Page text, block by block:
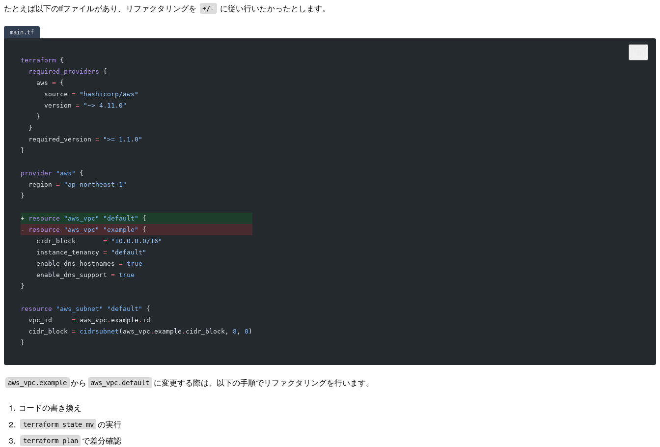
たとえば以下のtfファイルがあり、リファクタリングを +/- に従い行いたかったとします。
main.tf
terraform {
required_providers {
   aws
= {
     source
= "hashicorp/aws"
     version
= "~> 4.11.0"
   }
}
required_version = ">= 1.1.0"
}
provider "aws"
{
region = "ap-northeast-1"
}
+ resource "aws_vpc" "default"
{
-
resource "aws_vpc" "example"
{
   cidr_block
       =
"10.0.0.0/16"
   instance_tenancy
= "default"
   enable_dns_hostnames
= true
   enable_dns_support
= true
}
resource "aws_subnet" "default"
{
vpc_id
     =
aws_vpc . example . id
cidr_block = cidrsubnet (aws_vpc . example . cidr_block, 8 , 0 )
}
aws_vpc.example から aws_vpc.default に変更する際は、以下の手順でリファクタリングを行います。
コードの書き換え
terraform state mv の実行
terraform plan で差分確認